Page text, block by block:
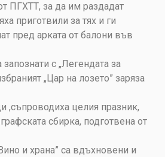
ПГХТТ, за да им раздадат
приготвили за тях и ги
пред арката от балони във
с „Легендата за
„Цар на лозето” заряза
,съпроводиха целия празник,
сбирка, подготвена от
и храна” са вдъхновени и